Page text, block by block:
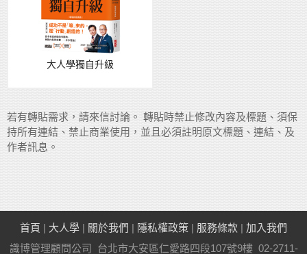
大人學獨自升級
若有轉貼需求，請來信討論。 轉貼時禁止修改內容及標題、須保
持所有連結、禁止商業使用，並且必須註明原文標題、連結、及
作者訊息。
首頁 | 大人學 | 關於我們 | 隱私權政策 | 服務條款 | 加入我們
識博管理顧問公司 台北市大安區仁愛路四段107號9樓 02-2711-